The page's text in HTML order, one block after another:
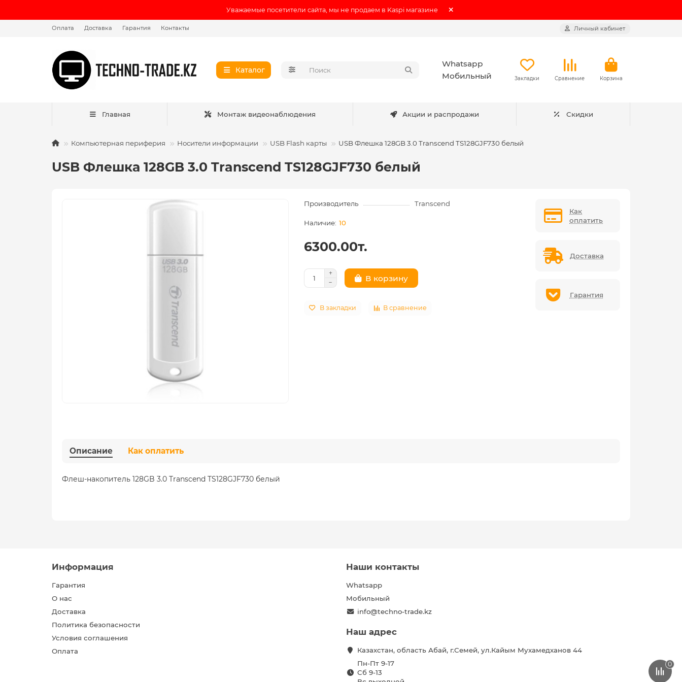
Уважаемые посетители сайта, мы не продаем в Kaspi магазине
Оплата Доставка Гарантия Контакты Личный кабинет
Каталог
Whatsapp
Мобильный
Закладки Сравнение Корзина
Главная Монтаж видеонаблюдения Акции и распродажи Скидки
Компьютерная периферия Носители информации USB Flash карты USB Флешка 128GB 3.0 Transcend TS128GJF730 белый
USB Флешка 128GB 3.0 Transcend TS128GJF730 белый
Производитель Transcend
10
6300.00т.
В корзину
В закладки В сравнение
Как
оплатить
Доставка
Гарантия
Описание Как оплатить
Флеш-накопитель 128GB 3.0 Transcend TS128GJF730 белый
Информация
Гарантия
О нас
Доставка
Политика безопасности
Условия соглашения
Оплата
Наши контакты
Whatsapp
Мобильный
info@techno-trade.kz
Наш адрес
Казахстан, область Абай, г.Семей, ул.Кайым Мухамедханов 44
Пн-Пт 9-17
Сб 9-13
0